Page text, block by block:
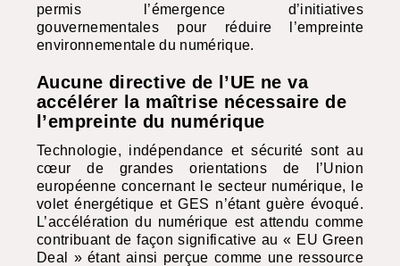
permis l’émergence d’initiatives
gouvernementales pour réduire l’empreinte
environnementale du numérique.
Aucune directive de l’UE ne va
accélérer la maîtrise nécessaire de
l’empreinte du numérique
Technologie, indépendance et sécurité sont au
cœur de grandes orientations de l’Union
européenne concernant le secteur numérique, le
volet énergétique etGES n’étant guère évoqué.
L’accélération du numérique est attendu comme
contribuant de façon significative au « EU Green
Deal » étant ainsi perçue comme une ressource